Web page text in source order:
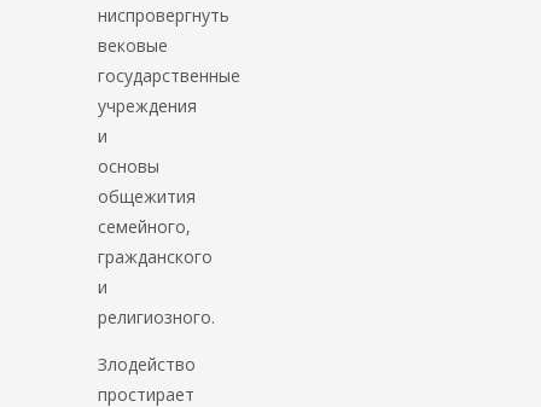
ниспровергнуть
вековые
государственные
учреждения
и
основы
общежития
семейного,
гражданского
и
религиозного.
Злодейство
простирает